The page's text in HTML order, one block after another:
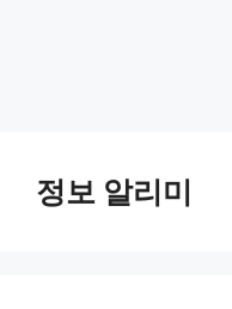
content정보 알리미